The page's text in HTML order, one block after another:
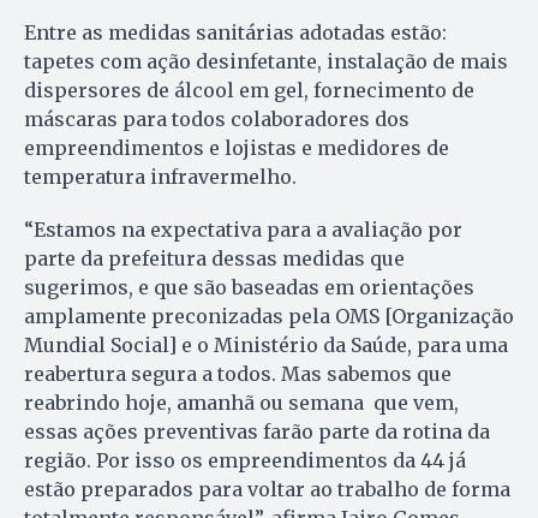
Entre as medidas sanitárias adotadas estão:
tapetes com ação desinfetante, instalação de mais
dispersores de álcool em gel, fornecimento de
máscaras para todos colaboradores dos
empreendimentos e lojistas e medidores de
temperatura infravermelho.
“Estamos na expectativa para a avaliação por
parte da prefeitura dessas medidas que
sugerimos, e que são baseadas em orientações
amplamente preconizadas pela OMS [Organização
Mundial Social] e o Ministério da Saúde, para uma
reabertura segura a todos. Mas sabemos que
reabrindo hoje, amanhã ou semana que vem,
essas ações preventivas farão parte da rotina da
região. Por isso os empreendimentos da 44 já
estão preparados para voltar ao trabalho de forma